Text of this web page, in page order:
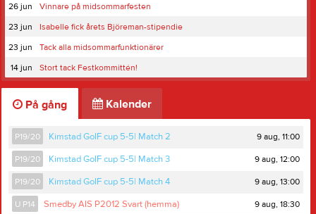
26 jun
Vinnare på midsommarfesten
23 jun
Isabelle fick årets Björeman-stipendie
23 jun
Tack alla midsommarfunktionärer
14 jun
Stort tack Festkommittén!
På gång Kalender
P19/20 Kimstad GoIF cup 5-5| Match 2 9 aug, 11:00
P19/20 Kimstad GoIF cup 5-5| Match 3 9 aug, 12:00
P19/20 Kimstad GoIF cup 5-5| Match 4 9 aug, 13:00
U P14 Smedby AIS P2012 Svart (hemma) 9 aug, 18:30